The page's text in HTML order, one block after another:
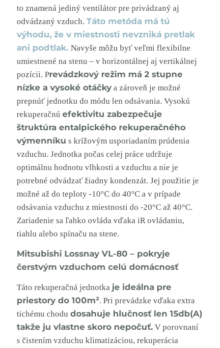
to znamená jediný ventilátor pre privádzaný aj
odvádzaný vzduch. Táto metóda má tú
výhodu, že v miestnosti nevzniká pretlak
ani podtlak. Navyše môžu byť veľmi flexibilne
umiestnené na stenu – v horizontálnej aj vertikálnej
pozícii. Prevádzkový režim má 2 stupne
nízke a vysoké otáčkya zároveň je možné
prepnúť jednotku do módu len odsávania. Vysokú
rekuperačnú efektivitu zabezpečuje
štruktúra entalpického rekuperačného
výmenníku s krížovým usporiadaním prúdenia
vzduchu. Jednotka počas celej práce udržuje
optimálnu hodnotu vlhkosti a vzduchu a nie je
potrebné odvádzať žiadny kondenzát. Jej použitie je
možné až do teploty -10°C do 40°C a v prípade
odsávania vzduchu z miestnosti do -20°C až 40°C.
Zariadenie sa ľahko ovláda vďaka iR ovládaniu,
tiahlu alebo spínaču na stene.
Mitsubishi Lossnay VL-80 – pokryje
čerstvým vzduchom celú domácnosť
Táto rekuperačná jednotka je ideálna pre
priestory do 100m². Pri prevádzke vďaka extra
tichému chodu dosahuje hlučnosť len 15db(A)
takže ju vlastne skoro nepočuť.V porovnaní
s čistením vzduchu klimatizáciou, rekuperácia